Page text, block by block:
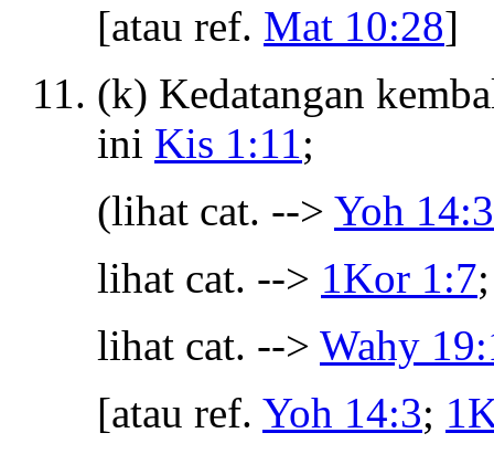
[atau ref. Mat 10:28]
(k) Kedatangan
ini Kis 1:11;
(lihat cat. --> Yoh 14:3
lihat cat. --> 1Kor 1:7;
lihat cat. --> Wahy
[atau ref. Yoh 14:3;